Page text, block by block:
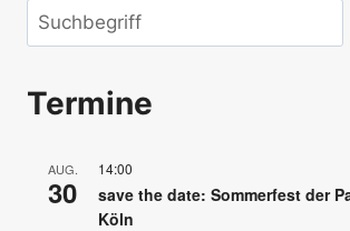
Suchen
Termine
AUG.
30
14:00
save the date: Sommerfest der
Köln